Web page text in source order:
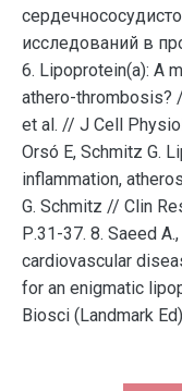
исследований в
6. Lipoprotein(a): A
athero-thrombosis?
et al. // J Cell
Orsó E, Schmitz G.
inflammation,
G. Schmitz // Clin
Р.31-37. 8. Saeed
cardiovascular
for an enigmatic
Biosci (Landmark